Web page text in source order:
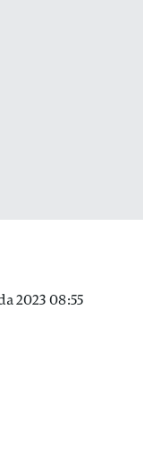
2023 08:55